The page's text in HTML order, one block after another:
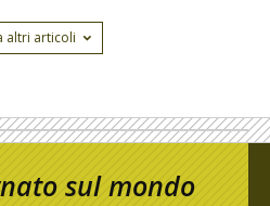
altri articoli
sul mondo